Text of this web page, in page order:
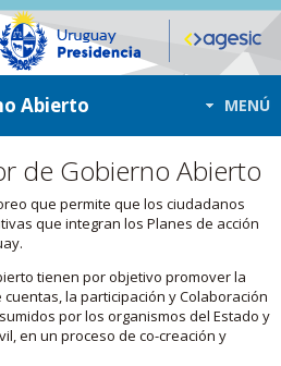
Abierto MENÚ
de Gobierno Abierto
que permite que los ciudadanos
que integran los Planes de acción
tienen por objetivo promover la
la participación y Colaboración
por los organismos del Estado y
en un proceso de co-creación y